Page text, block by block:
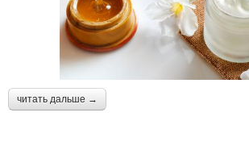
читать дальше →